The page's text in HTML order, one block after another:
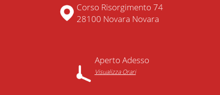
Corso Risorgimento 74
28100 Novara Novara
Aperto Adesso
Visualizza Orari